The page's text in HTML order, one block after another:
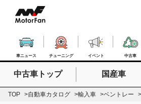
車ニュース チューニング イベント 中古車
検索したいキーワードを入力
中古車トップ 国産車
TOP 自動車カタログ 輸入車 ベントレー